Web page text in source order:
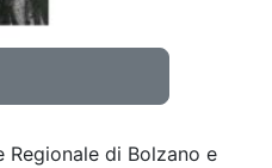
Regionale di Bolzano e